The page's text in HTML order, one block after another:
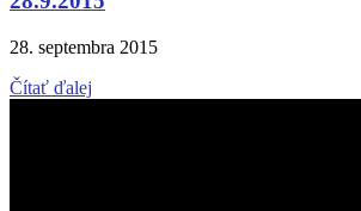
28. septembra 2015
Čítať ďalej